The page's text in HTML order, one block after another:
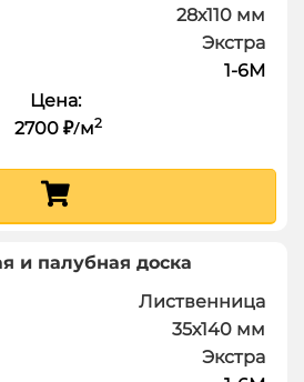
28х110 мм
Экстра
1-6М
Цена:
2700 ₽/м2
и палубная доска
Лиственница
35х140 мм
Экстра